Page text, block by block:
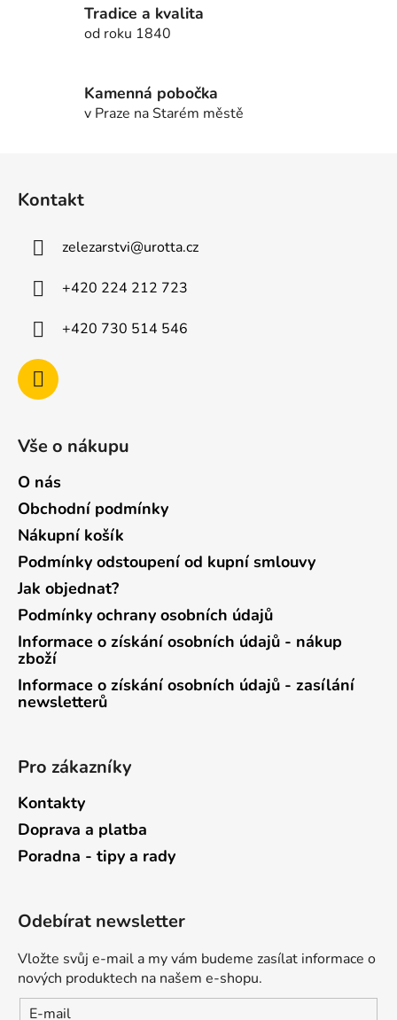
í
k
y
Tradice a kvalita
od roku 1840
Kamenná pobočka
v Praze na Starém městě
Kontakt
zelezarstvi@urotta.cz
+420 224 212 723
+420 730 514 546
Vše o nákupu
O nás
Obchodní podmínky
Nákupní košík
Podmínky odstoupení od kupní smlouvy
Jak objednat?
Podmínky ochrany osobních údajů
Informace o získání osobních údajů - nákup
zboží
Informace o získání osobních údajů - zasílání
newsletterů
Pro zákazníky
Kontakty
Doprava a platba
Poradna - tipy a rady
Odebírat newsletter
Vložte svůj e-mail a my vám budeme zasílat informace o
nových produktech na našem e-shopu.
E-mail